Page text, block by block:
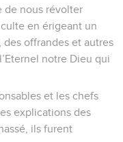
de nous révolter
en érigeant un
des offrandes et autres
notre Dieu qui
et les chefs
explications des
ils furent